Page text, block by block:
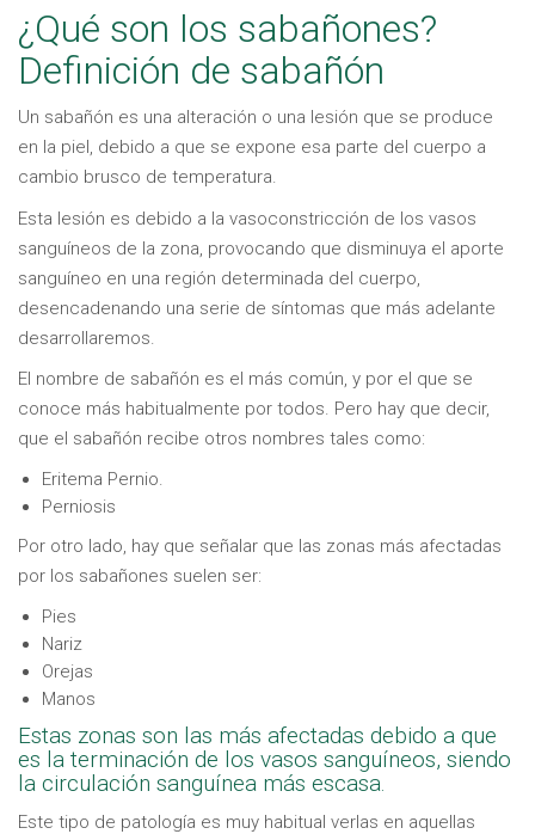
¿Qué son los sabañones?
Definición de sabañón
Un sabañón es una alteración o una lesión que se produce
en la piel, debido a que se expone esa parte del cuerpo a
cambio brusco de temperatura.
Esta lesión es debido a la vasoconstricción de los vasos
sanguíneos de la zona, provocando que disminuya el aporte
sanguíneo en una región determinada del cuerpo,
desencadenando una serie de síntomas que más adelante
desarrollaremos.
El nombre de sabañón es el más común, y por el que se
conoce más habitualmente por todos. Pero hay que decir,
que el sabañón recibe otros nombres tales como:
Eritema Pernio.
Perniosis
Por otro lado, hay que señalar que las zonas más afectadas
por los sabañones suelen ser:
Pies
Nariz
Orejas
Manos
Estas zonas son las más afectadas debido a que
es la terminación de los vasos sanguíneos, siendo
la circulación sanguínea más escasa.
Este tipo de patología es muy habitual verlas en aquellas